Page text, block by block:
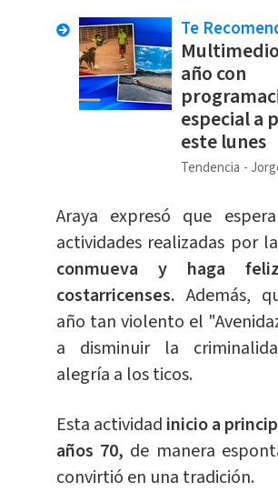
Te
año con
especial a
este lunes
Tendencia
Araya expresó que
actividades realizadas por
conmueva y haga
costarricenses. Además,
año tan violento el
a disminuir la
alegría a los ticos.
Esta actividad inicio a
años 70, de manera
convirtió en una tradición.